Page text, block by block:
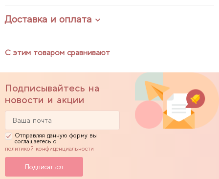
Доставка и оплата
С этим товаром сравнивают
Подписывайтесь на
новости и акции
Отправляя данную форму вы
соглашаетесь с
политикой конфиденциальности